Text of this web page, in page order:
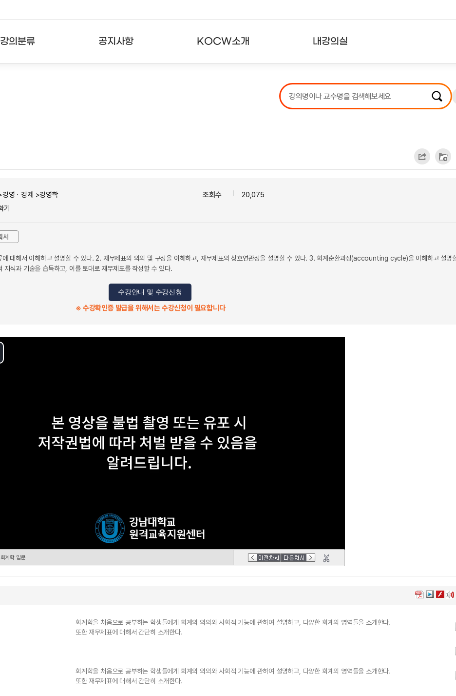
강의분류 공지사항 KOCW소개 내강의실
강의리스트
수강확인증강의
경영ㆍ경제 >경영학
조회수 20,075
서
에 대해서 이해하고 설명할 수 있다. 2. 재무제표의 의의 및 구성을 이해하고, 재무제표의 상호연관성을 설명할 수 있다. 3. 회계순환과정(accounting cycle)을 이해하고 설명
지식과 기술을 습득하고, 이를 토대로 재무제표를 작성할 수 있다.
수강안내 및 수강신청
※ 수강확인증 발급을 위해서는 수강신청이 필요합니다
계학 입문
회계학을 처음으로 공부하는 학생들에게 회계의 의의와 사회적 기능에 관하여 설명하고, 다양한 회계의 영역들을 소개한다.
또한 재무제표에 대해서 간단히 소개한다.
회계학을 처음으로 공부하는 학생들에게 회계의 의의와 사회적 기능에 관하여 설명하고, 다양한 회계의 영역들을 소개한다.
또한 재무제표에 대해서 간단히 소개한다.